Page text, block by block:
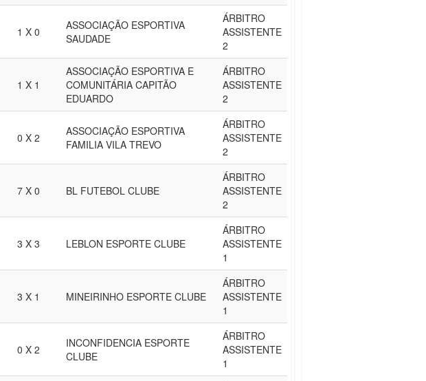
1 X 0
ASSOCIAÇÃO ESPORTIVA
SAUDADE
ÁRBITRO
ASSISTENTE
2
1 X 1
ASSOCIAÇÃO ESPORTIVA E
COMUNITÁRIA CAPITÃO
EDUARDO
ÁRBITRO
ASSISTENTE
2
0 X 2
ASSOCIAÇÃO ESPORTIVA
FAMILIA VILA TREVO
ÁRBITRO
ASSISTENTE
2
7 X 0 BL FUTEBOL CLUBE
ÁRBITRO
ASSISTENTE
2
3 X 3 LEBLON ESPORTE CLUBE
ÁRBITRO
ASSISTENTE
1
3 X 1 MINEIRINHO ESPORTE CLUBE
ÁRBITRO
ASSISTENTE
1
0 X 2
INCONFIDENCIA ESPORTE
CLUBE
ÁRBITRO
ASSISTENTE
1